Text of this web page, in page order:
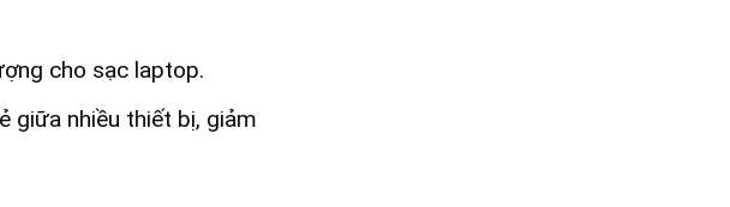
cho sạc laptop.
giữa nhiều thiết bị, giảm